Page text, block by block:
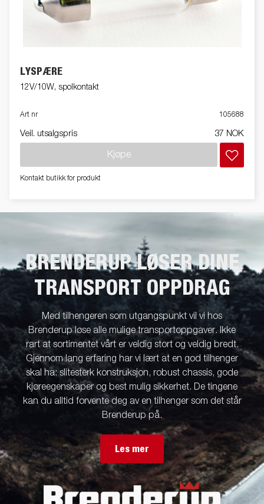
LYSPÆRE
12V/10W, spolkontakt
Art nr 105688
Veil. utsalgspris 37 NOK
Kjøpe
Kontakt butikk for produkt
BRENDERUP LØSER DINE
TRANSPORT OPPDRAG
Med tilhengeren som utgangspunkt vil vi hos
Brenderup løse alle mulige transportoppgaver. Ikke
rart at sortimentet vårt er veldig stort og veldig bredt.
Gjennom lang erfaring har vi lært at en god tilhenger
skal ha: slitesterk konstruksjon, robust chassis, gode
kjøreegenskaper og best mulig sikkerhet. De tingene
kan du alltid forvente deg av en tilhenger som det står
Brenderup på.
Les mer